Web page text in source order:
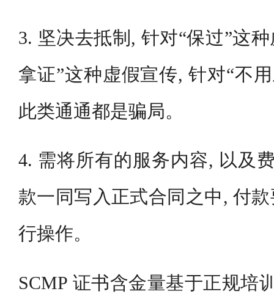
3. 坚决去抵制, 针对“保过”这
拿证”这种虚假宣传, 针对“不
此类通通都是骗局。
4. 需将所有的服务内容, 以及
款一同写入正式合同之中, 付
行操作。
SCMP 证书含金量基于正规培